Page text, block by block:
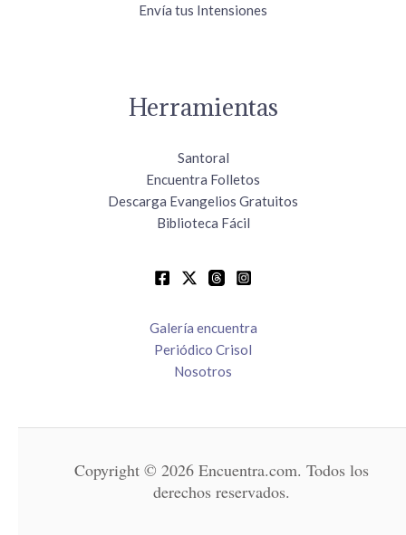
Envía tus Intensiones
Herramientas
Santoral
Encuentra Folletos
Descarga Evangelios Gratuitos
Biblioteca Fácil
Galería encuentra
Periódico Crisol
Nosotros
Copyright © 2026 Encuentra.com. Todos los
derechos reservados.